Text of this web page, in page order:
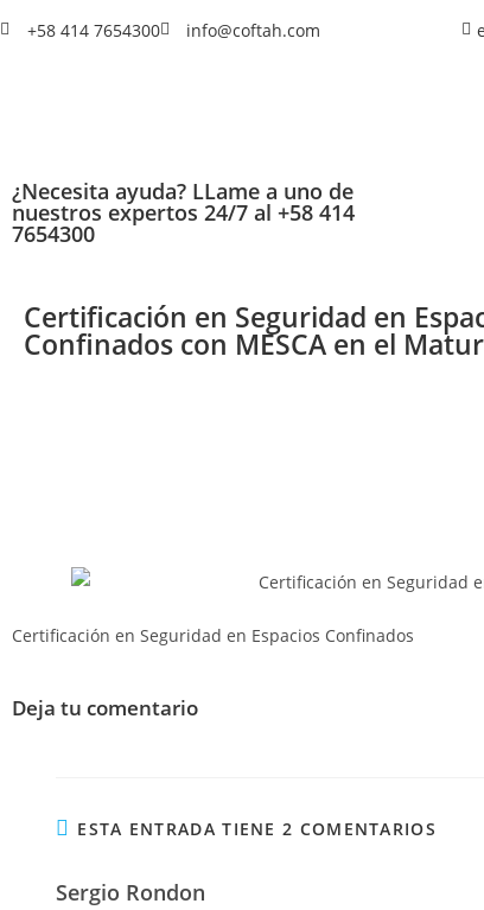
+58 414 7654300 info@coftah.com
¿Necesita ayuda? LLame a uno de
nuestros expertos 24/7 al +58 414
7654300
Certificación en Seguridad en
Confinados con MESCA en el
Certificación en Seguridad en Espacios Confinados
Deja tu comentario
ESTA ENTRADA TIENE 2 COMENTARIOS
Sergio Rondon